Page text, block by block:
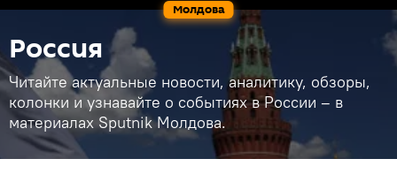
Молдова
Россия
Читайте актуальные новости, аналитику, обзоры,
колонки и узнавайте о событиях в России – в
материалах Sputnik Молдова.